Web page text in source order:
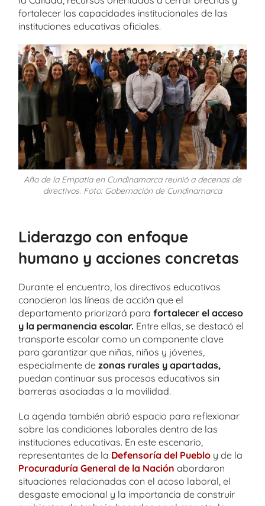
fortalecer las capacidades institucionales de las
instituciones educativas oficiales.
Año de la Empatía en Cundinamarca reunió a decenas de
directivos. Foto: Gobernación de Cundinamarca
Liderazgo con enfoque
humano y acciones concretas
Durante el encuentro, los directivos educativos
conocieron las líneas de acción que el
departamento priorizará para fortalecer el acceso
y la permanencia escolar. Entre ellas, se destacó el
transporte escolar como un componente clave
para garantizar que niñas, niños y jóvenes,
especialmente de zonas rurales y apartadas,
puedan continuar sus procesos educativos sin
barreras asociadas a la movilidad.
La agenda también abrió espacio para reflexionar
sobre las condiciones laborales dentro de las
instituciones educativas. En este escenario,
representantes de la Defensoría del Pueblo y de la
Procuraduría General de la Nación abordaron
situaciones relacionadas con el acoso laboral, el
desgaste emocional y la importancia de construir